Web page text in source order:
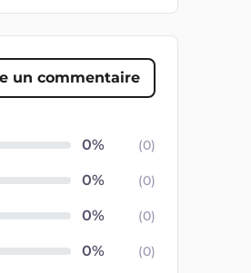
un commentaire
(0)
(0)
(0)
(0)